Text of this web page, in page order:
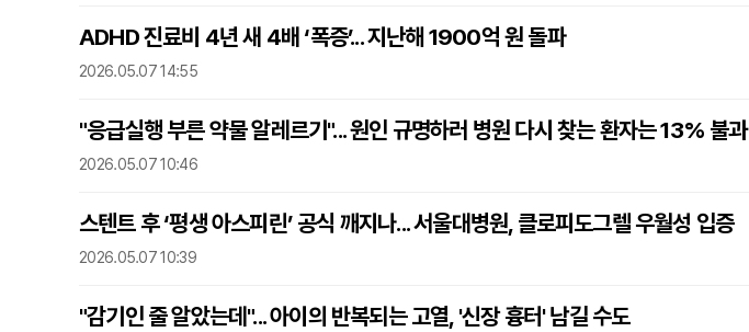
ADHD 진료비 4년 새 4배 ‘폭증’... 지난해 1900억 원 돌파
2026.05.07 14:55
"응급실행 부른 약물 알레르기"... 원인 규명하러 병원 다시 찾는 환자는 13% 불과
2026.05.07 10:46
스텐트 후 ‘평생 아스피린’ 공식 깨지나... 서울대병원, 클로피도그렐 우월성 입증
2026.05.07 10:39
"감기인 줄 알았는데"... 아이의 반복되는 고열, '신장 흉터' 남길 수도